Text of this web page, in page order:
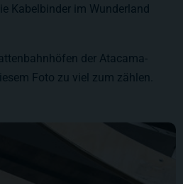
Kabelbinder im Wunderland
der Atacama-
Foto zu viel zum zählen.